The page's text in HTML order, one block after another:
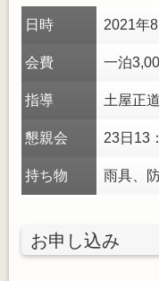
日時 2021年
会費 一泊
指導 土屋正道
懇親会 23日13
持ち物 雨具、
お申し込み